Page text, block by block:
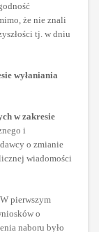
że nie znali
tj. w dniu
wyłaniania
w zakresie
i
o zmianie
wiadomości
pierwszym
o
naboru było